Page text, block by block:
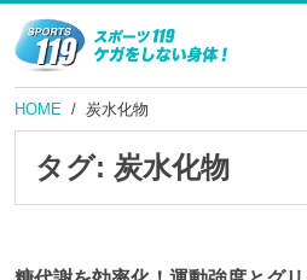
HOME 炭水化物
タグ: 炭水化物